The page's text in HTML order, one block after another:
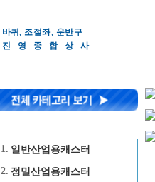
바퀴, 조절좌, 운반구
진영종합상 사
1. 일반산업용캐스터
2. 정밀산업용캐스터